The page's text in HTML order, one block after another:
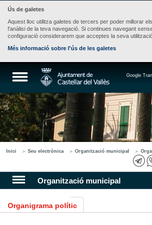
Ús de galetes
Aquest lloc utilitza galetes de tercers per poder millorar
l'anàlisi de la teva navegació. Si continues navegant
configuració considerarem que acceptes la seva
Més informació sobre l'ús de les galetes
Google
Inici Seu electrònica Organització municipal
Organització municipal
Organigrama polític